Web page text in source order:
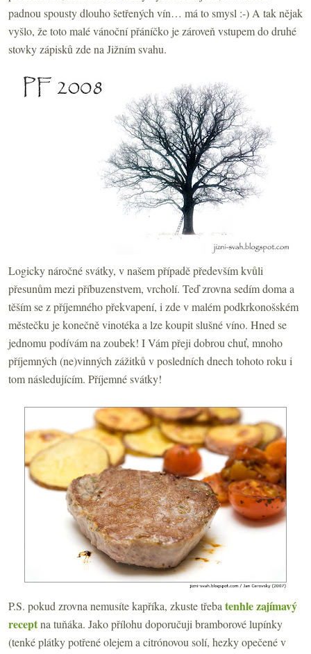
padnou spousty dlouho šetřených vín… má to smysl :-) A tak nějak
vyšlo, že toto malé vánoční přáníčko je zároveň vstupem do druhé
stovky zápisků zde na Jižním svahu.
Logicky náročné svátky, v našem případě především kvůli
přesunům mezi příbuzenstvem, vrcholí. Teď zrovna sedím doma a
těším se z příjemného překvapení, i zde v malém podkrkonošském
městečku je konečně vinotéka a lze koupit slušné víno. Hned se
jednomu podívám na zoubek! I Vám přeji dobrou chuť, mnoho
příjemných (ne)vinných zážitků v posledních dnech tohoto roku i
tom následujícím. Příjemné svátky!
P.S. pokud zrovna nemusíte kapříka, zkuste třeba tenhle zajímavý
receptna tuňáka. Jako přílohu doporučuji bramborové lupínky
(tenké plátky potřené olejem a citrónovou solí, hezky opečené v